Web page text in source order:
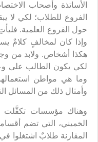
الأساتذة وأصحاب
الفروع للطلاب؛ لكي لا
حول الفروع العلمية.
وإذا كان لمخالفٍ كلامٌ
هكذا أشخاص. ولابد من
لكي يكون الطالب على
وما هي مواطن
وأمثال ذلك من المسائل
وهناك مؤسسات تكفَّلت
الخميني، التي تضم
المقارنة طلابٌ اشتغلوا